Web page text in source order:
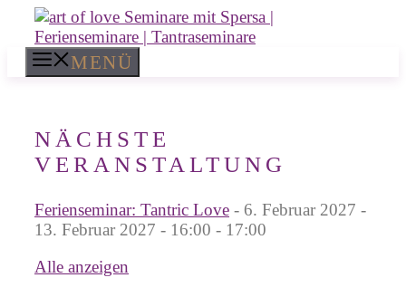
Zum
Inhalt
springen MENÜ
NÄCHSTE
VERANSTALTUNG
Ferienseminar: Tantric Love - 6. Februar 2027 -
13. Februar 2027 - 16:00 - 17:00
Alle anzeigen